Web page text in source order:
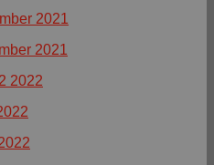
2021